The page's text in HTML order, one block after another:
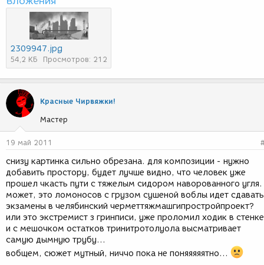
2309947.jpg
54,2 КБ Просмотров: 212
Красные Чирвяжки!
Мастер
19 май 2011
снизу картинка сильно обрезана. для композиции - нужно
добавить простору, будет лучше видно, что человек уже
прошел чкасть пути с тяжелым сидором наворованного угля.
может, это ломоносов с грузом сушеной воблы идет сдавать
экзамены в челябинский черметтяжмашгипростройпроект?
или это экстремист з гринписи, уже проломил ходик в стенке
и с мешочком остатков тринитротолуола высматривает
самую дымную трубу...
вобщем, сюжет мутный, ниччо пока не поняяяяятно...